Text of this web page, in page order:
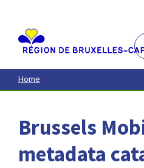
contenu
principal
Home
Brussels
metadata